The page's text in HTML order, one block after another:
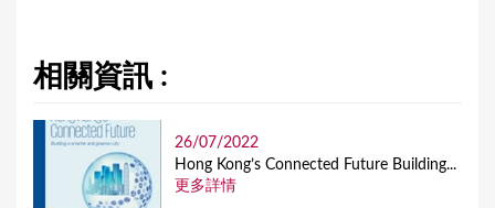
相關資訊 :
26/07/2022
Hong Kong’s Connected Future Building...
更多詳情